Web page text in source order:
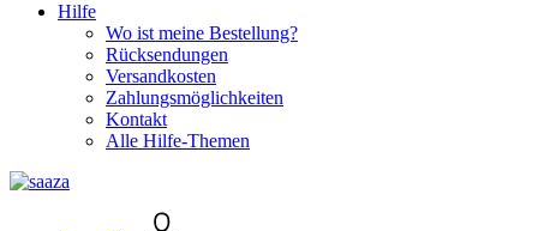
Hilfe
Wo ist meine Bestellung?
Rücksendungen
Versandkosten
Zahlungsmöglichkeiten
Kontakt
Alle Hilfe-Themen